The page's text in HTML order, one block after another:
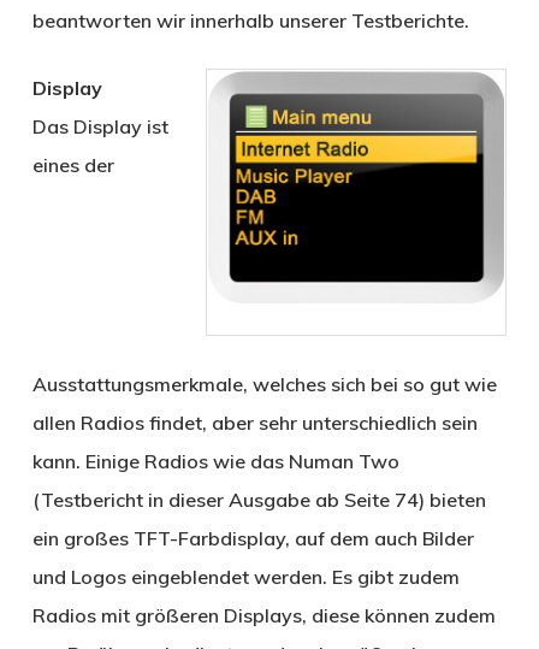
beantworten wir innerhalb unserer Testberichte.
Display
Das Display ist
eines der
Ausstattungsmerkmale, welches sich bei so gut wie
allen Radios findet, aber sehr unterschiedlich sein
kann. Einige Radios wie das Numan Two
(Testbericht in dieser Ausgabe ab Seite 74) bieten
ein großes TFT-Farbdisplay, auf dem auch Bilder
und Logos eingeblendet werden. Es gibt zudem
Radios mit größeren Displays, diese können zudem